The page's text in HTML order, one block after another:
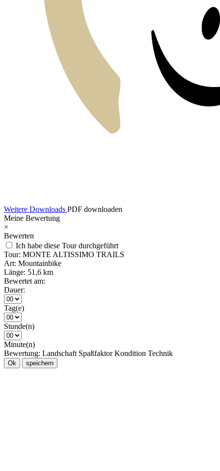
Weitere Downloads PDF downloaden
Meine Bewertung
×
Bewerten
Ich habe diese Tour durchgeführt
Tour: MONTE ALTISSIMO TRAILS
Art: Mountainbike
Länge: 51,6 km
Bewertet am:
Dauer:
Tag(e)
Stunde(n)
Minute(n)
Bewertung: Landschaft Spaßfaktor Kondition Technik
Ok speichern